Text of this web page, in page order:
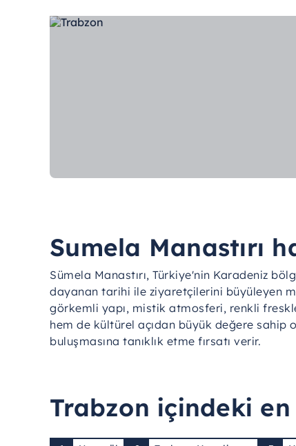
Sumela Manastırı
Sümela Manastırı, Türkiye'nin Karadeniz
dayanan tarihi ile ziyaretçilerini büyüleyen
görkemli yapı, mistik atmosferi, renkli
hem de kültürel açıdan büyük değere sahip
buluşmasına tanıklık etme fırsatı verir.
Trabzon içindeki